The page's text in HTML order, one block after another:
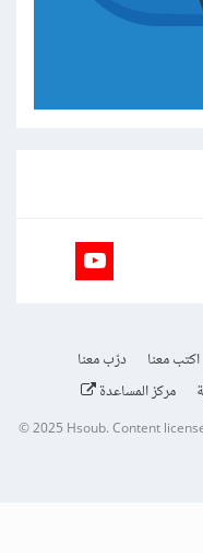
اكتب معنا
درّب معنا
مركز المساعدة
© 2025 Hsoub.Content